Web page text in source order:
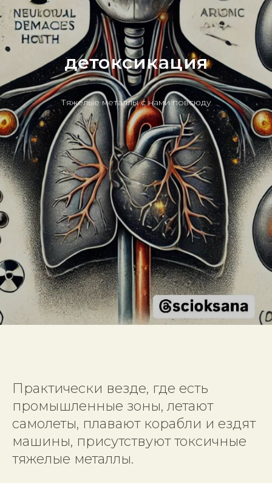
детоксикация
Тяжелые металлы с нами повсюду
Практически везде, где есть
промышленные зоны, летают
самолеты, плавают корабли и ездят
машины, присутствуют токсичные
тяжелые металлы.